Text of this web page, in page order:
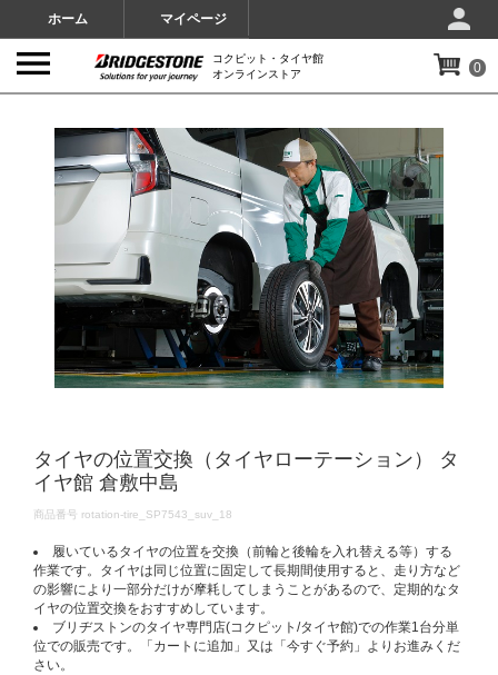
ホーム マイページ
コクピット・タイヤ館
オンラインストア
0
タイヤの位置交換（タイヤローテーション） タ
イヤ館 倉敷中島
DETAILS
商品番号 rotation-tire_SP7543_suv_18
履いているタイヤの位置を交換（前輪と後輪を入れ替える等）する
作業です。タイヤは同じ位置に固定して長期間使用すると、走り方など
の影響により一部分だけが摩耗してしまうことがあるので、定期的なタ
イヤの位置交換をおすすめしています。
ブリヂストンのタイヤ専門店(コクピット/タイヤ館)での作業1台分単
位での販売です。「カートに追加」又は「今すぐ予約」よりお進みくだ
さい。